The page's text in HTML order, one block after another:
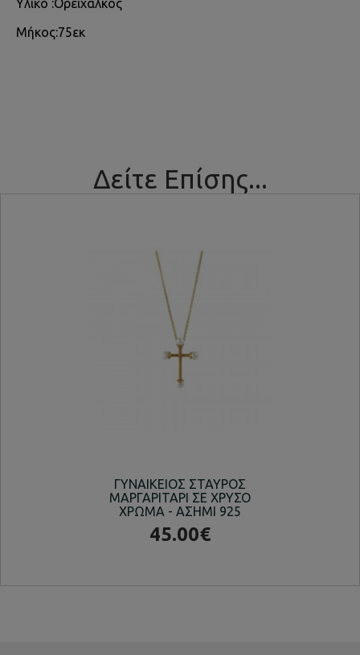
Υλικό :Ορείχαλκος
Μήκος:75εκ
Δείτε Επίσης...
ΓΥΝΑΙΚΕΙΟΣ ΣΤΑΥΡΟΣ
ΜΑΡΓΑΡΙΤΑΡΙ ΣΕ ΧΡΥΣΟ
ΧΡΩΜΑ - ΑΣΗΜΙ 925
45.00€